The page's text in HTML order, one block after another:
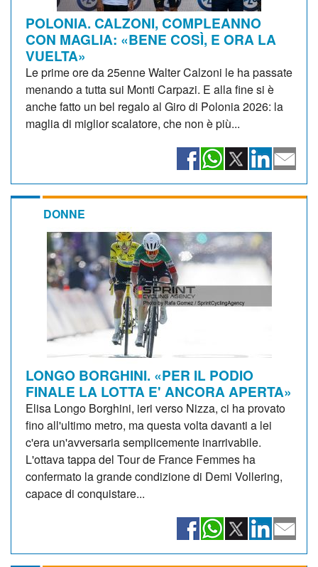
POLONIA. CALZONI, COMPLEANNO
CON MAGLIA: «BENE COSÌ, E ORA LA
VUELTA»
Le prime ore da 25enne Walter Calzoni le ha passate
menando a tutta sui Monti Carpazi. E alla fine si è
anche fatto un bel regalo al Giro di Polonia 2026: la
maglia di miglior scalatore, che non è più...
DONNE
LONGO BORGHINI. «PER IL PODIO
FINALE LA LOTTA E' ANCORA APERTA»
Elisa Longo Borghini, ieri verso Nizza, ci ha provato
fino all'ultimo metro, ma questa volta davanti a lei
c'era un'avversaria semplicemente inarrivabile.
L'ottava tappa del Tour de France Femmes ha
confermato la grande condizione di Demi Vollering,
capace di conquistare...